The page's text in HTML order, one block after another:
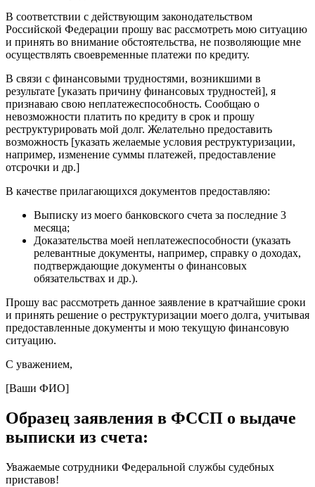
В соответствии с действующим законодательством
Российской Федерации прошу вас рассмотреть мою ситуацию
и принять во внимание обстоятельства, не позволяющие мне
осуществлять своевременные платежи по кредиту.
В связи с финансовыми трудностями, возникшими в
результате [указать причину финансовых трудностей], я
признаваю свою неплатежеспособность. Сообщаю о
невозможности платить по кредиту в срок и прошу
реструктурировать мой долг. Желательно предоставить
возможность [указать желаемые условия реструктуризации,
например, изменение суммы платежей, предоставление
отсрочки и др.]
В качестве прилагающихся документов предоставляю:
Выписку из моего банковского счета за последние 3
месяца;
Доказательства моей неплатежеспособности (указать
релевантные документы, например, справку о доходах,
подтверждающие документы о финансовых
обязательствах и др.).
Прошу вас рассмотреть данное заявление в кратчайшие сроки
и принять решение о реструктуризации моего долга, учитывая
предоставленные документы и мою текущую финансовую
ситуацию.
С уважением,
[Ваши ФИО]
Образец заявления в ФССП о выдаче
выписки из счета:
Уважаемые сотрудники Федеральной службы судебных
приставов!